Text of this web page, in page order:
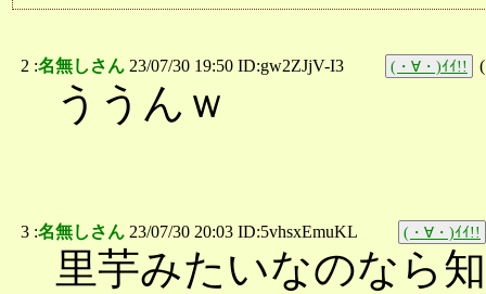
2 :名無しさん 23/07/30 19:50 ID:gw2ZJjV-I3 (・∀・)ｲｲ!! (
ううんｗ
3 :名無しさん 23/07/30 20:03 ID:5vhsxEmuKL (・∀・)ｲｲ!!
里芋みたいなのなら